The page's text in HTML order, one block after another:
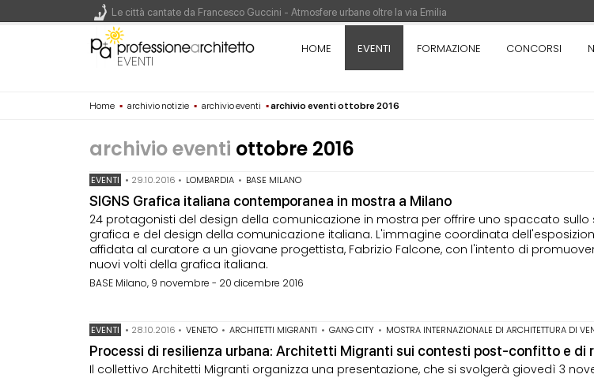
EVENTI
HOME EVENTI FORMAZIONE CONCORSI
Home ▪ archivio notizie ▪ archivio eventi ▪archivio eventi ottobre 2016
archivio eventi ottobre 2016
EVENTI • 29.10.2016 • LOMBARDIA • BASE MILANO
SIGNS Grafica italiana contemporanea in mostra a Milano
24 protagonisti del design della comunicazione in mostra per offrire uno spaccato sullo
grafica e del design della comunicazione italiana. L'immagine coordinata
affidata al curatore a un giovane progettista, Fabrizio Falcone, con l'intento di
nuovi volti della grafica italiana.
BASE Milano, 9 novembre - 20 dicembre 2016
EVENTI • 28.10.2016 • VENETO • ARCHITETTI MIGRANTI • GANG CITY • MOSTRA INTERNAZIONALE DI ARCHITETTURA DI
Processi di resilienza urbana: Architetti Migranti sui contesti post-confitto e di
Il collettivo Architetti Migranti organizza una presentazione, che si svolgerà giovedì 3
Le città cantate da Francesco Guccini - Atmosfere urbane oltre la via Emilia
Renzo Piano World Tour 2026, ottava edizione in partenza. Rotta verso Ovest - Europa, Stati Uniti e